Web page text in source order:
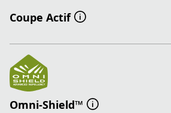
Coupe Actif
Omni-Shield™